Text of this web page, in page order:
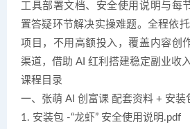
工具部署文档、安全使用说明与每
置答疑环节解决实操难题。全程依
项目，不用高额投入，覆盖内容创
渠道，借助 AI 红利搭建稳定副业收入
课程目录
一、张萌 AI 创富课 配套资料 + 安装
1. 安装包 -“龙虾” 安全使用说明.pdf